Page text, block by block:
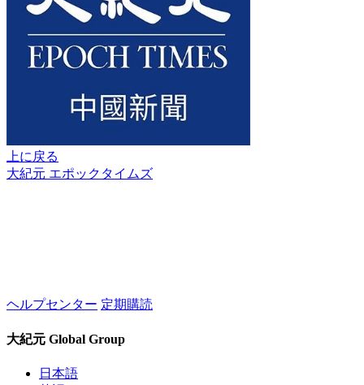
上に戻る
大紀元 エポックタイムズ
ヘルプセンター 定期購読
大紀元 Global Group
日本語